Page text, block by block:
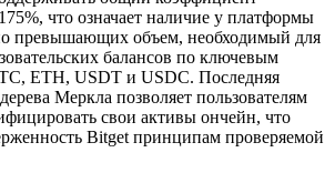
что означает наличие у платформы
превышающих объем, необходимый для
балансов по ключевым
ETH, USDT и USDC. Последняя
Меркла позволяет пользователям
свои активы ончейн, что
Bitget принципам проверяемой